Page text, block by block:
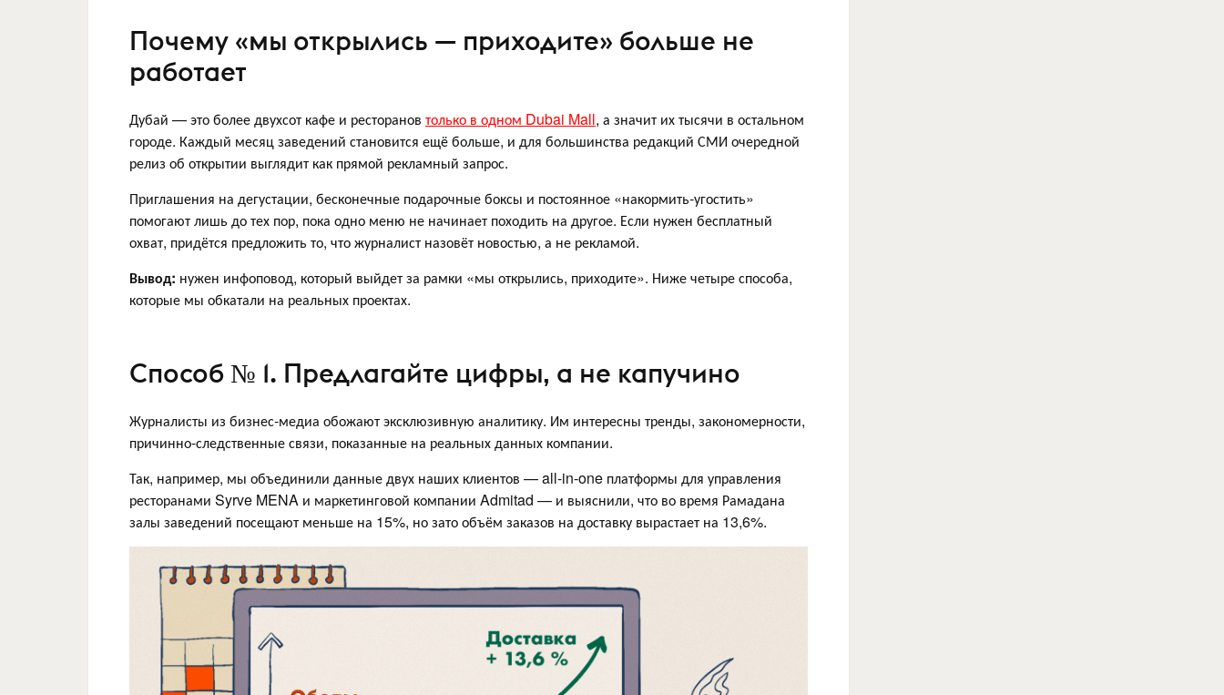
Почему «мы открылись — приходите» больше не
работает
Дубай — это более двухсот кафе и ресторанов только в одном Dubai Mall, а значит их тысячи в остальном
городе. Каждый месяц заведений становится ещё больше, и для большинства редакций СМИ очередной
релиз об открытии выглядит как прямой рекламный запрос.
Приглашения на дегустации, бесконечные подарочные боксы и постоянное «накормить‑угостить»
помогают лишь до тех пор, пока одно меню не начинает походить на другое. Если нужен бесплатный
охват, придётся предложить то, что журналист назовёт новостью, а не рекламой.
Вывод: нужен инфоповод, который выйдет за рамки «мы открылись, приходите». Ниже четыре способа,
которые мы обкатали на реальных проектах.
Способ № 1. Предлагайте цифры, а не капучино
Журналисты из бизнес‑медиа обожают эксклюзивную аналитику. Им интересны тренды, закономерности,
причинно-следственные связи, показанные на реальных данных компании.
Так, например, мы объединили данные двух наших клиентов — all-in-one платформы для управления
ресторанами Syrve MENA и маркетинговой компании Admitad — и выяснили, что во время Рамадана
залы заведений посещают меньше на 15%, но зато объём заказов на доставку вырастает на 13,6%.